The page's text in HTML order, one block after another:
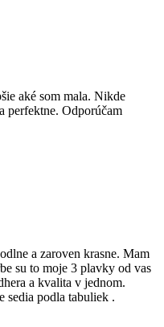
aké som mala. Nikde
perfektne. Odporúčam
a zaroven krasne. Mam
su to moje 3 plavky od vas
a kvalita v jednom.
sedia podla tabuliek .